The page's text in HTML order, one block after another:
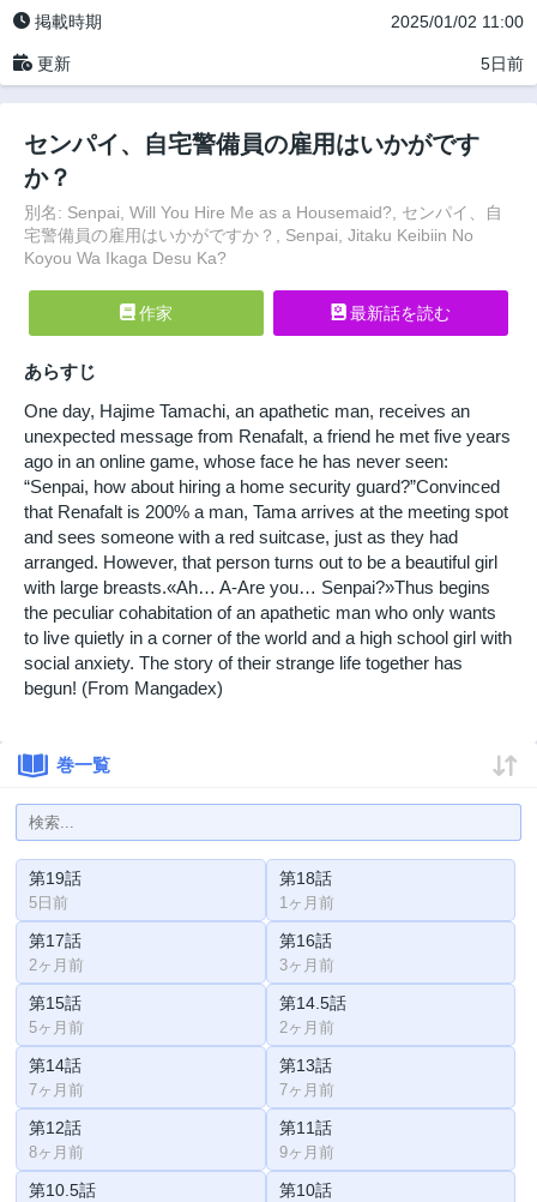
掲載時期 2025/01/02 11:00
更新 5日前
センパイ、自宅警備員の雇用はいかがです
か？
別名: Senpai, Will You Hire Me as a Housemaid?, センパイ、自
宅警備員の雇用はいかがですか？, Senpai, Jitaku Keibiin No
Koyou Wa Ikaga Desu Ka?
作家 最新話を読む
あらすじ
One day, Hajime Tamachi, an apathetic man, receives an
unexpected message from Renafalt, a friend he met five years
ago in an online game, whose face he has never seen:
“Senpai, how about hiring a home security guard?”Convinced
that Renafalt is 200% a man, Tama arrives at the meeting spot
and sees someone with a red suitcase, just as they had
arranged. However, that person turns out to be a beautiful girl
with large breasts.«Ah… A-Are you… Senpai?»Thus begins
the peculiar cohabitation of an apathetic man who only wants
to live quietly in a corner of the world and a high school girl with
social anxiety. The story of their strange life together has
begun! (From Mangadex)
巻一覧
第19話
5日前
第18話
1ヶ月前
第17話
2ヶ月前
第16話
3ヶ月前
第15話
5ヶ月前
第14.5話
2ヶ月前
第14話
7ヶ月前
第13話
7ヶ月前
第12話
8ヶ月前
第11話
9ヶ月前
第10.5話 第10話